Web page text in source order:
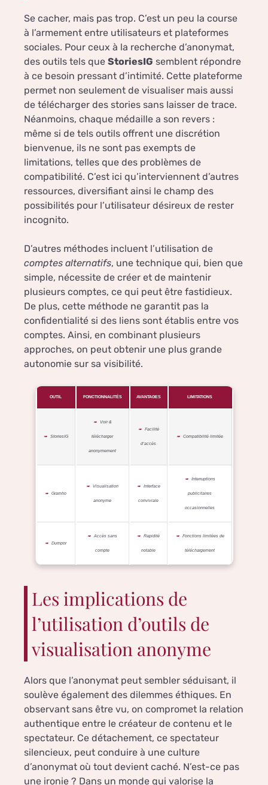
Se cacher, mais pas trop. C’est un peu la course
à l’armement entre utilisateurs et plateformes
sociales. Pour ceux à la recherche d’anonymat,
des outils tels que StoriesIG semblent répondre
à ce besoin pressant d’intimité. Cette plateforme
permet non seulement de visualiser mais aussi
de télécharger des stories sans laisser de trace.
Néanmoins, chaque médaille a son revers :
même si de tels outils offrent une discrétion
bienvenue, ils ne sont pas exempts de
limitations, telles que des problèmes de
compatibilité. C’est ici qu’interviennent d’autres
ressources, diversifiant ainsi le champ des
possibilités pour l’utilisateur désireux de rester
incognito.
D’autres méthodes incluent l’utilisation de
comptes alternatifs, une technique qui, bien que
simple, nécessite de créer et de maintenir
plusieurs comptes, ce qui peut être fastidieux.
De plus, cette méthode ne garantit pas la
confidentialité si des liens sont établis entre vos
comptes. Ainsi, en combinant plusieurs
approches, on peut obtenir une plus grande
autonomie sur sa visibilité.
OUTIL FONCTIONNALITÉS AVANTAGES LIMITATIONS
StoriesIG
Voir &
télécharger
anonymement
Facilité
d’accès
Compatibilité limitée
Gramho
Visualisation
anonyme
Interface
conviviale
Interruptions
publicitaires
occasionnelles
Dumpor
Accès sans
compte
Rapidité
notable
Fonctions limitées de
téléchargement
Les implications de
l’utilisation d’outils de
visualisation anonyme
Alors que l’anonymat peut sembler séduisant, il
soulève également des dilemmes éthiques. En
observant sans être vu, on compromet la relation
authentique entre le créateur de contenu et le
spectateur. Ce détachement, ce spectateur
silencieux, peut conduire à une culture
d’anonymat où tout devient caché. N’est-ce pas
une ironie ? Dans un monde qui valorise la